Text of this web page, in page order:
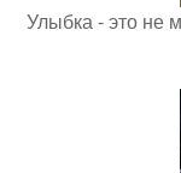
Улыбка - это не